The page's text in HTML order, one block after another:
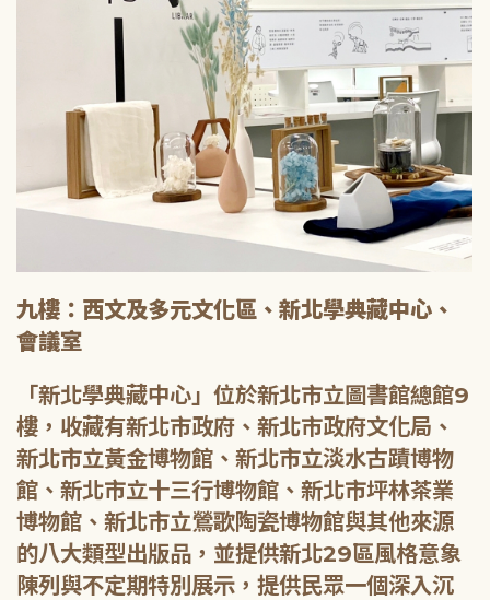
九樓：西文及多元文化區、新北學典藏中心、
會議室
「新北學典藏中心」位於新北市立圖書館總館9
樓，收藏有新北市政府、新北市政府文化局、
新北市立黃金博物館、新北市立淡水古蹟博物
館、新北市立十三行博物館、新北市坪林茶業
博物館、新北市立鶯歌陶瓷博物館與其他來源
的八大類型出版品，並提供新北29區風格意象
陳列與不定期特別展示，提供民眾一個深入沉